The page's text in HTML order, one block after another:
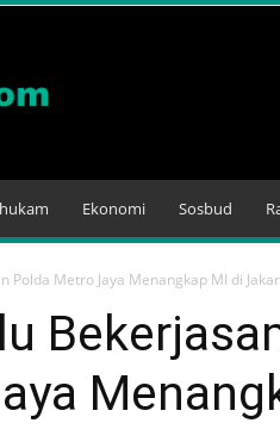
Ekonomi Sosbud
Polda Metro Jaya Menangkap MI di